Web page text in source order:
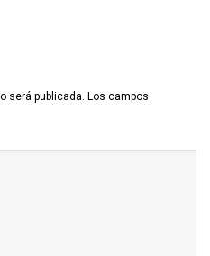
será publicada. Los campos